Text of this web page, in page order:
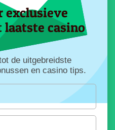
exclusieve
laatste casino
de uitgebreidste
en casino tips.